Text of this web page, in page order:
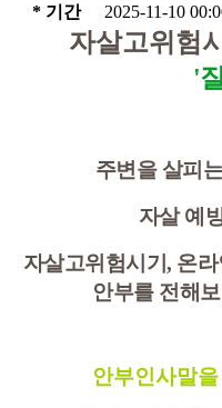
* 기간 2025-11-10
자살고위험
'
주변을 살피
자살 예
자살고위험시기, 온
안부를 전해
안부인사말